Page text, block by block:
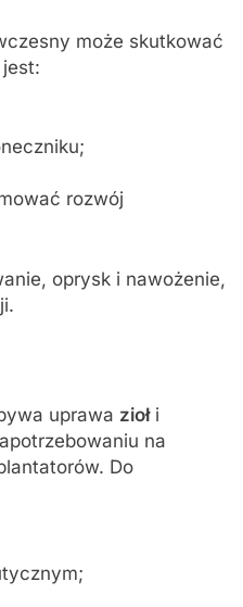
może skutkować
rozwój
oprysk i nawożenie,
uprawa ziołi
na
Do